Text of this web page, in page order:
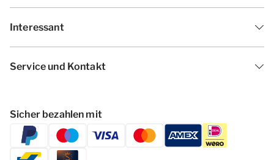
Interessant
Service und Kontakt
Sicher bezahlen mit